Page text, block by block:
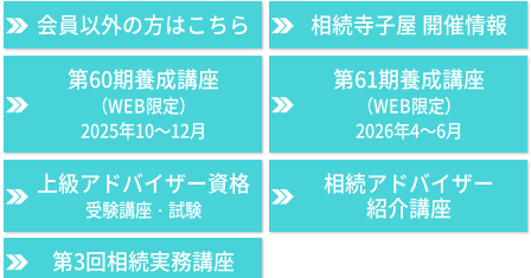
会員以外の方はこちら
相続寺子屋 開催情報
第60期養成講座
（WEB限定）
2025年10〜12月
第61期養成講座
（WEB限定）
2026年4〜6月
上級アドバイザー資格
受験講座・試験
第3回相続実務講座
相続アドバイザー
紹介講座